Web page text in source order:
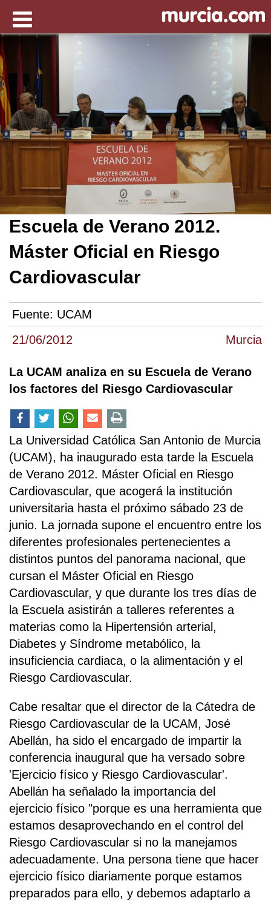
21/06/2012 Murcia
Escuela de Verano 2012.
Máster Oficial en Riesgo
Cardiovascular
Fuente: UCAM
La UCAM analiza en su Escuela de Verano
los factores del Riesgo Cardiovascular
La Universidad Católica San Antonio de Murcia
(UCAM), ha inaugurado esta tarde la Escuela
de Verano 2012. Máster Oficial en Riesgo
Cardiovascular, que acogerá la institución
universitaria hasta el próximo sábado 23 de
junio. La jornada supone el encuentro entre los
diferentes profesionales pertenecientes a
distintos puntos del panorama nacional, que
cursan el Máster Oficial en Riesgo
Cardiovascular, y que durante los tres días de
la Escuela asistirán a talleres referentes a
materias como la Hipertensión arterial,
Diabetes y Síndrome metabólico, la
insuficiencia cardiaca, o la alimentación y el
Riesgo Cardiovascular.
Cabe resaltar que el director de la Cátedra de
Riesgo Cardiovascular de la UCAM, José
Abellán, ha sido el encargado de impartir la
conferencia inaugural que ha versado sobre
'Ejercicio físico y Riesgo Cardiovascular'.
Abellán ha señalado la importancia del
ejercicio físico "porque es una herramienta que
estamos desaprovechando en el control del
Riesgo Cardiovascular si no la manejamos
adecuadamente. Una persona tiene que hacer
ejercicio físico diariamente porque estamos
preparados para ello, y debemos adaptarlo a